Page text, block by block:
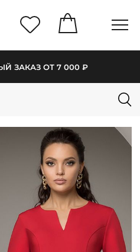
ЗАКАЗ ОТ 7 000 ₽